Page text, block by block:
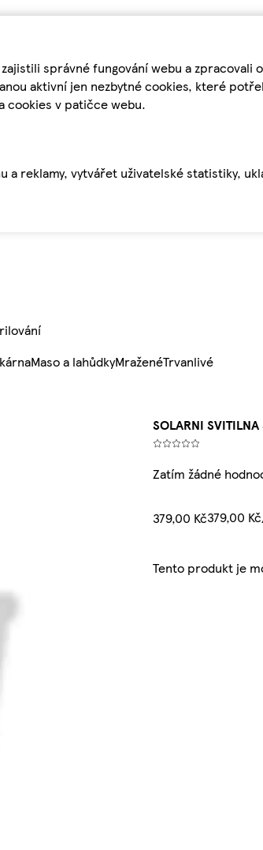
správné fungování webu a
aktivní jen nezbytné cookies, které
cookies v patičce webu.
reklamy, vytvářet uživatelské statistiky,
Maso a lahůdkyMraženéTrvanlivé
SOLARNI
Zatím žádné
379,00 Kč379,00
Tento produkt je